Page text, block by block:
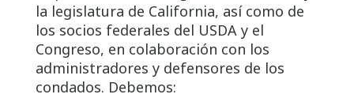
la legislatura de California, así como de
los socios federales del USDA y el
Congreso, en colaboración con los
administradores y defensores de los
condados. Debemos: